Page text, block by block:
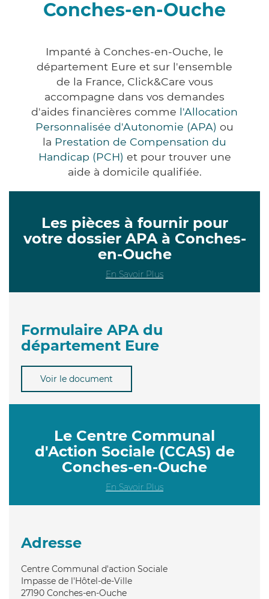
Conches-en-Ouche
Impanté à Conches-en-Ouche, le
département Eure et sur l'ensemble
de la France, Click&Care vous
accompagne dans vos demandes
d'aides financières comme l'Allocation
Personnalisée d'Autonomie (APA) ou
la Prestation de Compensation du
Handicap (PCH) et pour trouver une
aide à domicile qualifiée.
Les pièces à fournir pour
votre dossier APA à Conches-
en-Ouche
En Savoir Plus
Formulaire APA du
département Eure
Voir le document
Le Centre Communal
d'Action Sociale (CCAS) de
Conches-en-Ouche
En Savoir Plus
Adresse
Centre Communal d'action Sociale
Impasse de l'Hôtel-de-Ville
27190 Conches-en-Ouche